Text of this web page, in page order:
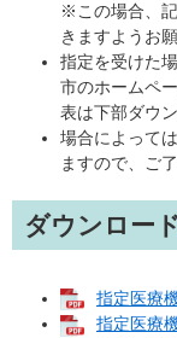
※この場合、
きますようお
指定を受けた
市のホームペ
表は下部ダウ
場合によって
ますので、ご
ダウンロード
指定医療
指定医療